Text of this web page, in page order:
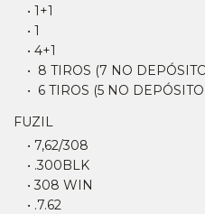
• 1+1
• 1
• 4+1
• 8 TIROS (7 NO
• 6 TIROS (5 NO
FUZIL
• 7,62/308
• .300BLK
• 308 WIN
• .7.62